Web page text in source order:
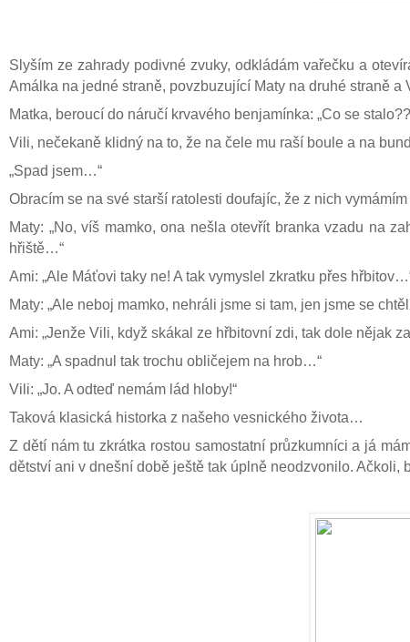
Slyším ze zahrady podivné zvuky, odkládám vařečku a
Amálka na jedné straně, povzbuzující Maty na druhé straně a
Matka, beroucí do náručí krvavého benjamínka: „Co se
Vili, nečekaně klidný na to, že na čele mu raší boule a na
„Spad jsem…“
Obracím se na své starší ratolesti doufajíc, že z nich
Maty: „No, víš mamko, ona nešla otevřít branka vzadu na
hřiště…“
Ami: „Ale Máťovi taky ne! A tak vymyslel zkratku přes
Maty: „Ale neboj mamko, nehráli jsme si tam, jen jsme se
Ami: „Jenže Vili, když skákal ze hřbitovní zdi, tak dole nějak
Maty: „A spadnul tak trochu obličejem na hrob…“
Vili: „Jo. A odteď nemám lád hloby!“
Taková klasická historka z našeho vesnického života…
Z dětí nám tu zkrátka rostou samostatní průzkumníci a já
dětství ani v dnešní době ještě tak úplně neodzvonilo. Ačkoli,